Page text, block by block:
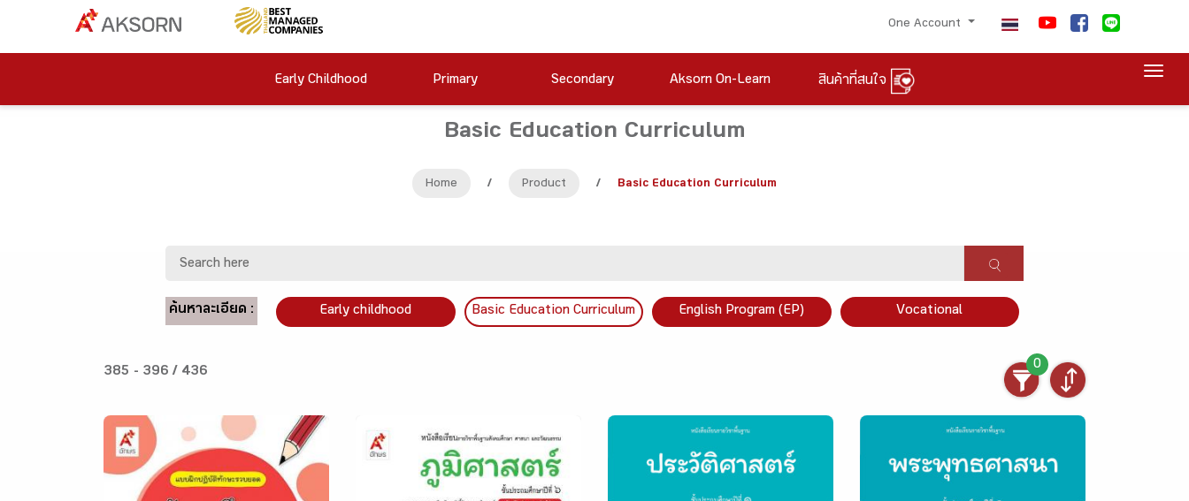
One Account
Early Childhood Primary Secondary Aksorn On-Learn สินค้าที่สนใจ
Basic Education Curriculum
Home / Product / Basic Education Curriculum
ค้นหาละเอียด : Early childhood Basic Education Curriculum English Program (EP) Vocational
385 - 396 / 436
0